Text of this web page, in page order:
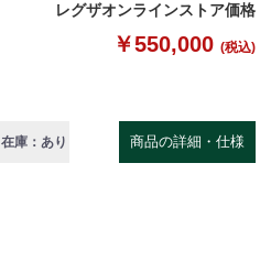
レグザオンラインストア価格
￥550,000 (税込)
在庫：あり 商品の詳細・仕様